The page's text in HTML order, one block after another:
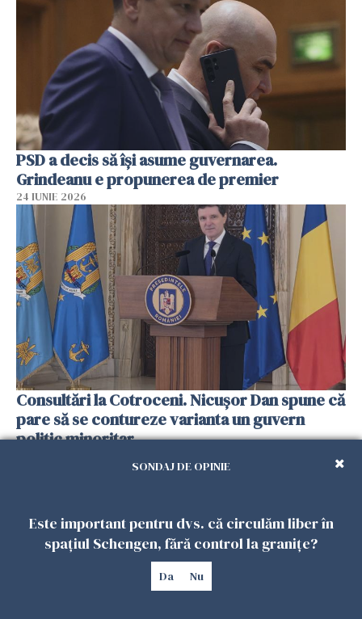
PSD a decis să îşi asume guvernarea.
Grindeanu e propunerea de premier
24 IUNIE 2026
Consultări la Cotroceni. Nicuşor Dan spune că
pare să se contureze varianta un guvern
politic minoritar
SONDAJ DE OPINIE
Este important pentru dvs. că circulăm liber în
spațiul Schengen, fără control la granițe?
Da Nu